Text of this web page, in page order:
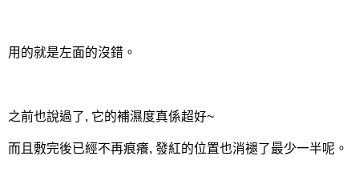
用的就是左面的沒錯。
之前也說過了, 它的補濕度真係超好~
而且敷完後已經不再痕癢, 發紅的位置也消褪了最少一半呢。